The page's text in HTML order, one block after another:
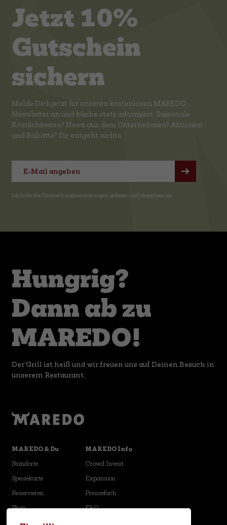
Hungrig?
Dann ab zu
MAREDO!
Der Grill ist heiß und wir freuen uns auf Deinen Besuch in
unserem Restaurant.
MAREDO & Du
Standorte
Speisekarte
Reservieren
Shop
Karriere
MAREDO Info
Crowd Invest
Expansion
Pressefach
FAQ
Jetzt 10%
Gutschein
sichern
Melde Dich jetzt für unseren kostenlosen MAREDO-
Newsletter an und bleibe stets informiert. Saisonale
Köstlichkeiten? News aus dem Unternehmen? Aktionen
und Rabatte? Dir entgeht nichts.
Ich habe dieDatenschutzbestimmungen gelesen und akzeptiere sie.